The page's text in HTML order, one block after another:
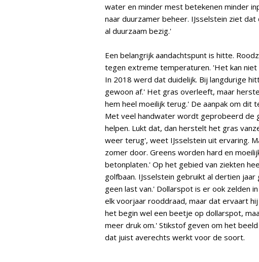
water en minder mest betekenen minder
naar duurzamer beheer. IJsselstein ziet
al duurzaam bezig.'
Een belangrijk aandachtspunt is hitte.
tegen extreme temperaturen. 'Het kan
In 2018 werd dat duidelijk. Bij langdurige
gewoon af.' Het gras overleeft, maar
hem heel moeilijk terug.' De aanpak om dit
Met veel handwater wordt geprobeerd
helpen. Lukt dat, dan herstelt het gras
weer terug', weet IJsselstein uit ervaring.
zomer door. Greens worden hard en
betonplaten.' Op het gebied van ziekten
golfbaan. IJsselstein gebruikt al dertien
geen last van.' Dollarspot is er ook zelden
elk voorjaar rooddraad, maar dat ervaart
het begin wel een beetje op dollarspot,
meer druk om.' Stikstof geven om het
dat juist averechts werkt voor de soort.